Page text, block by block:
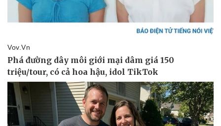
Sức khỏe
Dinh dưỡng - món ngon
Cây thuốc
Sản phụ khoa
Nhi khoa
Đời sống
Nhà đẹp
Blog
Tình yêu - Gia đình